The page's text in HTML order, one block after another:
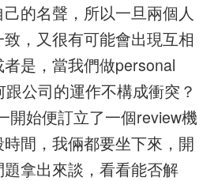
的名聲，所以一旦兩個人
，又很有可能會出現互相
是，當我們做personal
公司的運作不構成衝突？
開始便訂立了一個review機
間，我倆都要坐下來，開
拿出來談，看看能否解